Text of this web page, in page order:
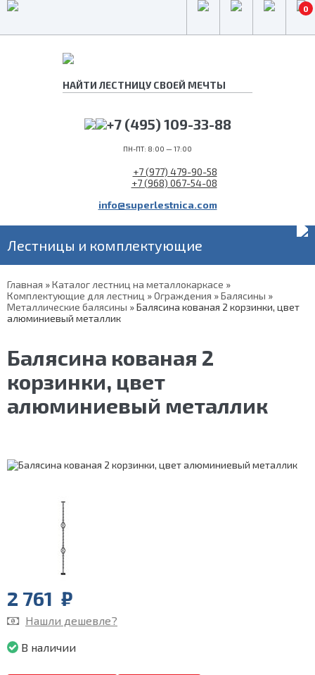
0
+7 (495) 109-33-88
ПН-ПТ: 8:00 — 17:00
+7 (977) 479-90-58
+7 (968) 067-54-08
info@superlestnica.com
Лестницы и комплектующие
Главная »Каталог лестниц на металлокаркасе »
Комплектующие для лестниц »Ограждения »Балясины »
Металлические балясины »Балясина кованая 2 корзинки, цвет
алюминиевый металлик
Балясина кованая 2
корзинки, цвет
алюминиевый металлик
2 761 ₽
Нашли дешевле?
В наличии